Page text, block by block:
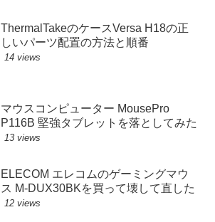
ThermalTakeのケースVersa H18の正
しいパーツ配置の方法と順番
14 views
マウスコンピューター MousePro
P116B 堅強タブレットを落としてみた
13 views
ELECOM エレコムのゲーミングマウ
ス M-DUX30BKを買って壊して直した
12 views